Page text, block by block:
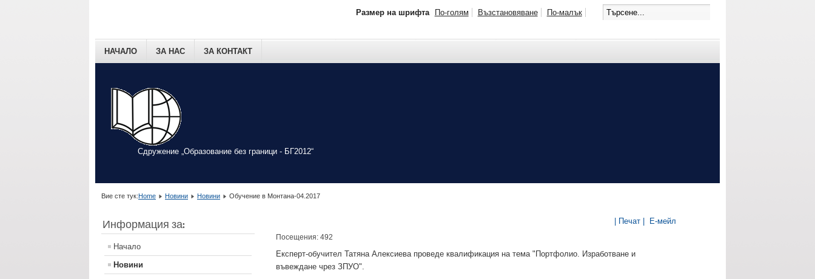
Сдружение „Образование без граници - БГ2012“
НАЧАЛО ЗА НАС ЗА КОНТАКТ
Размер на шрифта По-голям Възстановяване По-малък
Вие сте тук: Home Новини Новини Обучение в Монтана-04.2017
Информация за:
Начало
Новини
| Печат | Е-мейл
Посещения: 492
Експерт-обучител Татяна Алексиева проведе квалификация на тема "Портфолио. Изработване и
въвеждане чрез ЗПУО".